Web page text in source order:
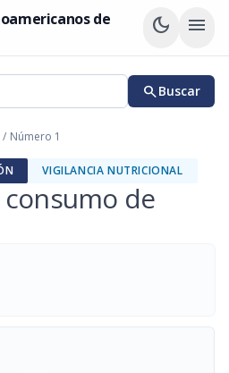
de
dark_mode menu
searchBuscar
/ Número 1
VIGILANCIA NUTRICIONAL
de